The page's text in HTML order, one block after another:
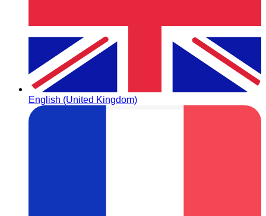
English (United Kingdom)